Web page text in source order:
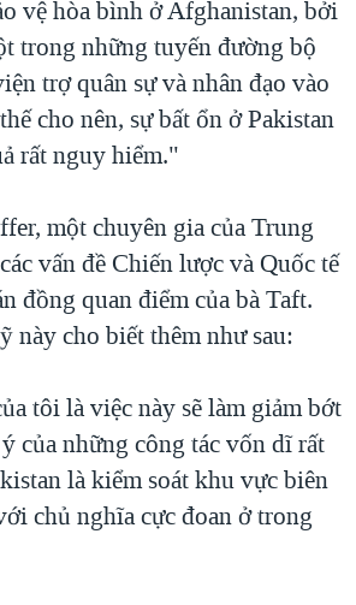
vệ hòa bình ở Afghanistan, bởi
trong những tuyến đường bộ
trợ quân sự và nhân đạo vào
cho nên, sự bất ổn ở Pakistan
rất nguy hiểm."
một chuyên gia của Trung
vấn đề Chiến lược và Quốc tế
đồng quan điểm của bà Taft.
này cho biết thêm như sau:
tôi là việc này sẽ làm giảm bớt
của những công tác vốn dĩ rất
là kiểm soát khu vực biên
chủ nghĩa cực đoan ở trong